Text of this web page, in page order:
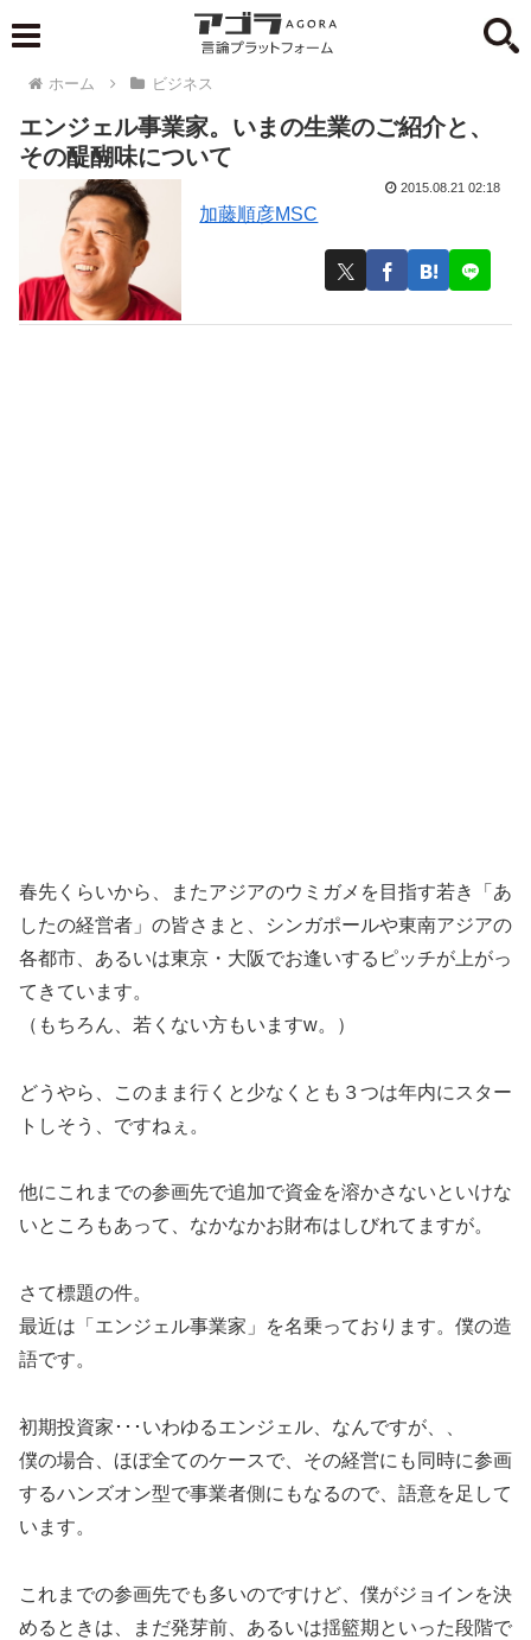
ホーム ビジネス
エンジェル事業家。いまの生業のご紹介と、
その醍醐味について
加藤順彦MSC
2015.08.21 02:18
春先くらいから、またアジアのウミガメを目指す若き「あ
したの経営者」の皆さまと、シンガポールや東南アジアの
各都市、あるいは東京・大阪でお逢いするピッチが上がっ
てきています。
（もちろん、若くない方もいますw。）
どうやら、このまま行くと少なくとも３つは年内にスター
トしそう、ですねぇ。
他にこれまでの参画先で追加で資金を溶かさないといけな
いところもあって、なかなかお財布はしびれてますが。
さて標題の件。
最近は「エンジェル事業家」を名乗っております。僕の造
語です。
初期投資家･･･いわゆるエンジェル、なんですが、、
僕の場合、ほぼ全てのケースで、その経営にも同時に参画
するハンズオン型で事業者側にもなるので、語意を足して
います。
これまでの参画先でも多いのですけど、僕がジョインを決
めるときは、まだ発芽前、あるいは揺籃期といった段階で